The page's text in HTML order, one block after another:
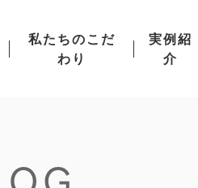
私たちのこだ
わり
実例紹
介